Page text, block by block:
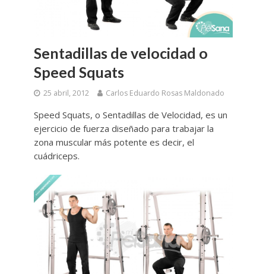
Sentadillas de velocidad o
Speed Squats
25 abril, 2012 Carlos Eduardo Rosas Maldonado
Speed Squats, o Sentadillas de Velocidad, es un
ejercicio de fuerza diseñado para trabajar la
zona muscular más potente es decir, el
cuádriceps.